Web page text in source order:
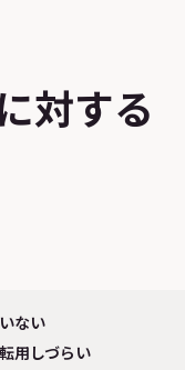
対する
ない
用しづらい